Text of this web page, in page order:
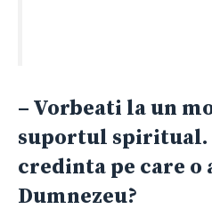
– Vorbeati la un
suportul spiritual.
credinta pe care o
Dumnezeu?